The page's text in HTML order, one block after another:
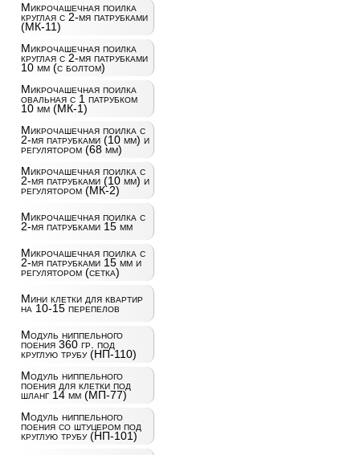
Микрочашечная поилка
круглая с 2-мя патрубками
(МК-11)
Микрочашечная поилка
круглая с 2-мя патрубками
10 мм (с болтом)
Микрочашечная поилка
овальная с 1 патрубком
10 мм (МК-1)
Микрочашечная поилка с
2-мя патрубками (10 мм) и
регулятором (68 мм)
Микрочашечная поилка с
2-мя патрубками (10 мм) и
регулятором (МК-2)
Микрочашечная поилка с
2-мя патрубками 15 мм
Микрочашечная поилка с
2-мя патрубками 15 мм и
регулятором (сетка)
Мини клетки для квартир
на 10-15 перепелов
Модуль ниппельного
поения 360 гр. под
круглую трубу (НП-110)
Модуль ниппельного
поения для клетки под
шланг 14 мм (МП-77)
Модуль ниппельного
поения со штуцером под
круглую трубу (НП-101)